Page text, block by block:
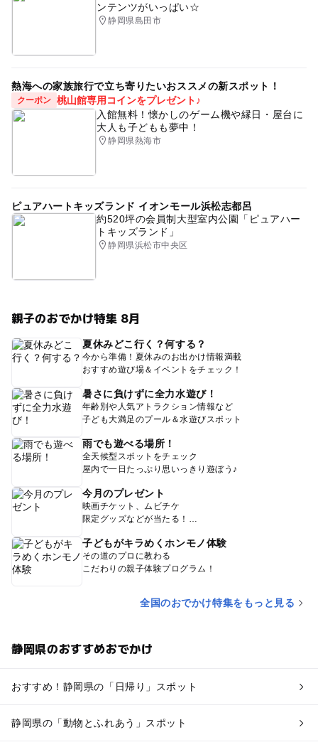
ンテンツがいっぱい☆
静岡県島田市
熱海への家族旅行で立ち寄りたいおススメの新スポット！
クーポン 桃山館専用コインをプレゼント♪
入館無料！懐かしのゲーム機や縁日・屋台に
大人も子どもも夢中！
静岡県熱海市
ピュアハートキッズランド イオンモール浜松志都呂
約520坪の会員制大型室内公園「ピュアハー
トキッズランド」
静岡県浜松市中央区
親子のおでかけ特集 8月
夏休みどこ行く？何する？
今から準備！夏休みのお出かけ情報満載
おすすめ遊び場＆イベントをチェック！
暑さに負けずに全力水遊び！
年齢別や人気アトラクション情報など
子ども大満足のプール＆水遊びスポット
雨でも遊べる場所！
全天候型スポットをチェック
屋内で一日たっぷり思いっきり遊ぼう♪
今月のプレゼント
映画チケット、ムビチケ
限定グッズなどが当たる！
子どもがキラめくホンモノ体験
その道のプロに教わる
こだわりの親子体験プログラム！
全国のおでかけ特集をもっと見る
静岡県のおすすめおでかけ
おすすめ！静岡県の「日帰り」スポット
静岡県の「動物とふれあう」スポット